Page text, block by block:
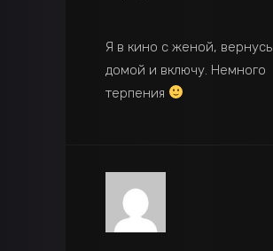
Я в кино с женой, вернусь
домой и включу. Немного
терпения